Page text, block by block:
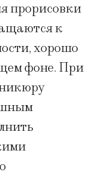
прорисовки
к
хорошо
фоне. При